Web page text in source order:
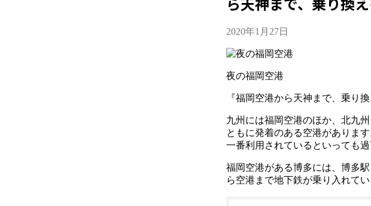
2020年1月27日
夜の福岡空港
『福岡空港から天神まで、乗り
九州には福岡空港のほか、北九
ともに発着のある空港がありま
一番利用されているといっても過
福岡空港がある博多には、博多
ら空港まで地下鉄が乗り入れて